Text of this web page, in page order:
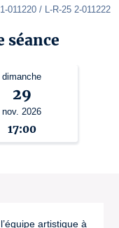
011220 / L-R-25 2-011222
séance
dimanche
29
nov. 2026
17:00
artistique à